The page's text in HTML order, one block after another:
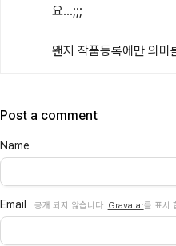
요...;;;
왠지 작품등록에만 의미
Post a comment
Name
Email 공개 되지 않습니다. Gravatar를 표시